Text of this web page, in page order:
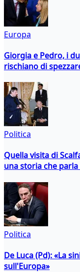
Europa
Giorgia e Pedro, i
rischiano di
Politica
Quella visita di
una storia che
Politica
De Luca (Pd): «La
sull'Europa»